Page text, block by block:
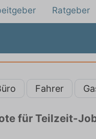
Ratgeber
Fahrer
für Teilzeit-